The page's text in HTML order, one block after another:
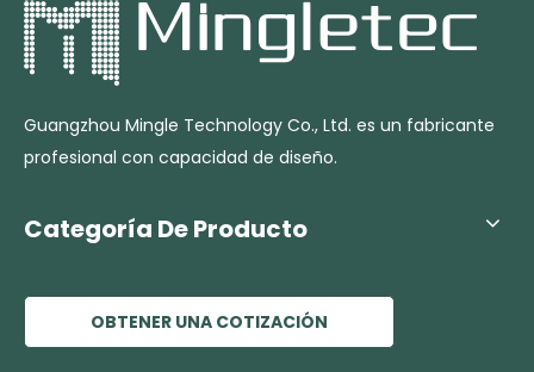
Guangzhou Mingle Technology Co., Ltd. es un fabricante
profesional con capacidad de diseño.
Categoría De Producto
OBTENER UNA COTIZACIÓN